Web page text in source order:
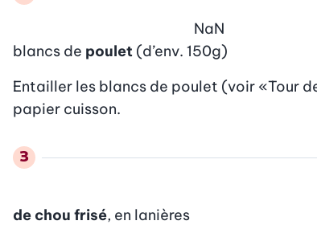
blancs de poulet (d’env. 150g)
NaN
Entailler les blancs de poulet (voir «Tour
papier cuisson.
de chou frisé, en lanières